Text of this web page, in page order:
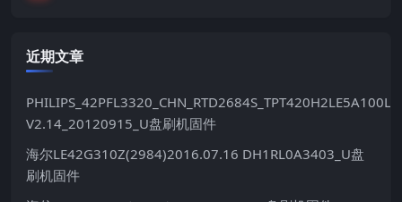
近期文章
V2.14_20120915_U盘刷机固件
海尔LE42G310Z(2984)2016.07.16 DH1RL0A3403_U盘
刷机固件